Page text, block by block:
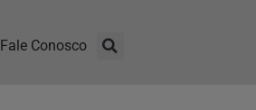
Fale Conosco